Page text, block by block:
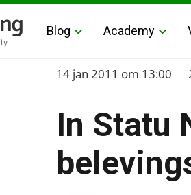
Blog Academy
Home
Blog
›
In Statu Nascendi:
14 jan 2011 om 13:00
In Statu